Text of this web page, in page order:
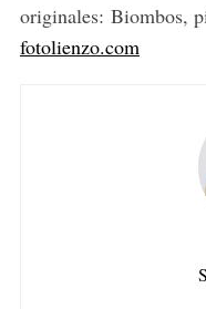
originales: Biombos,
fotolienzo.com